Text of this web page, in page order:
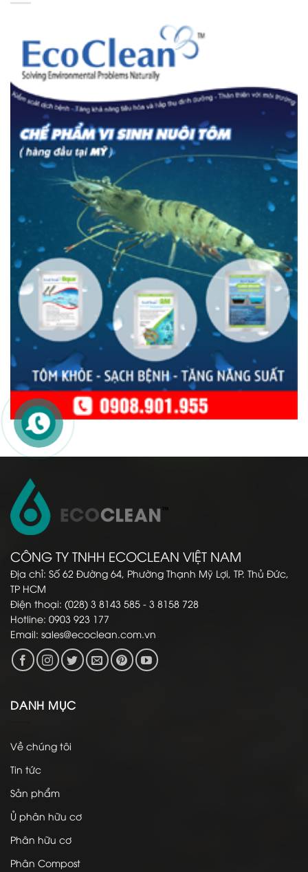
CÔNG TY TNHH ECOCLEAN VIỆT NAM
Địa chỉ: Số 62 Đường 64, Phường Thạnh Mỹ Lợi, TP. Thủ Đức,
TP HCM
Điện thoại: (028) 3 8143 585 - 3 8158 728
Hotline: 0903 923 177
Email: sales@ecoclean.com.vn
DANH MỤC
Về chúng tôi
Tin tức
Sản phẩm
Ủ phân hữu cơ
Phân hữu cơ
Phân Compost